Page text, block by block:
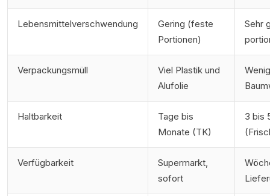
Lebensmittelverschwendung
Gering (feste
Portionen)
Sehr
Verpackungsmüll
Viel Plastik und
Alufolie
Haltbarkeit
Tage bis
Monate (TK)
3 bis
Verfügbarkeit
Supermarkt,
sofort